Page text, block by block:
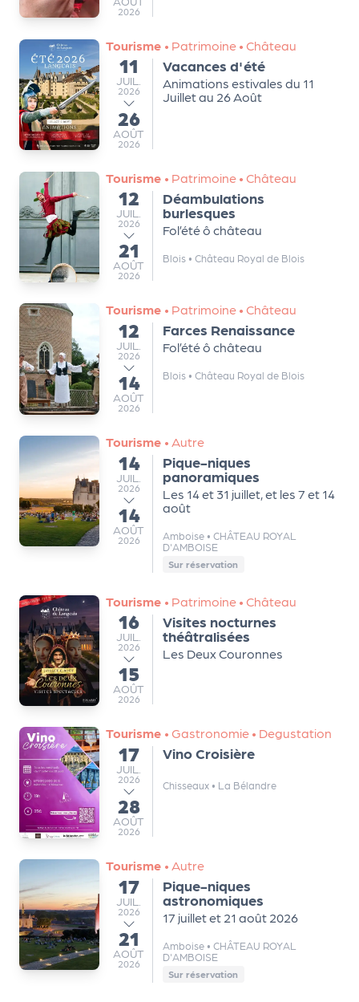
2026
Tourisme • Patrimoine • Château
du
11
JUILLET
JUIL.
2026
au
26
AOÛT
AOÛT
2026
Vacances d'été
Animations estivales du 11
Juillet au 26 Août
Tourisme • Patrimoine • Château
du
12
JUILLET
JUIL.
2026
au
21
AOÛT
AOÛT
2026
Déambulations
burlesques
Fol’été ô château
Blois • Château Royal de Blois
Tourisme • Patrimoine • Château
du
12
JUILLET
JUIL.
2026
au
14
AOÛT
AOÛT
2026
Farces Renaissance
Fol’été ô château
Blois • Château Royal de Blois
Tourisme • Autre
du
14
JUILLET
JUIL.
2026
au
14
AOÛT
AOÛT
2026
Pique-niques
panoramiques
Les 14 et 31 juillet, et les 7 et 14
août
Amboise • CHÂTEAU ROYAL
D'AMBOISE
Sur réservation
Tourisme • Patrimoine • Château
du
16
JUILLET
JUIL.
2026
au
15
AOÛT
AOÛT
2026
Visites nocturnes
théâtralisées
Les Deux Couronnes
Tourisme • Gastronomie • Degustation
du
17
JUILLET
JUIL.
2026
au
28
AOÛT
AOÛT
2026
Vino Croisière
Chisseaux • La Bélandre
Tourisme • Autre
du
17
JUILLET
JUIL.
2026
au
21
AOÛT
AOÛT
2026
Pique-niques
astronomiques
17 juillet et 21 août 2026
Amboise • CHÂTEAU ROYAL
D'AMBOISE
Sur réservation
n
is
a
t
e
u
r
s
L
e
cl
u
b
d
e
s
p
a
r
t
e
n
a
ir
e
s
Q
ui
s
o
m
m
e
s
-
n
o
u
s